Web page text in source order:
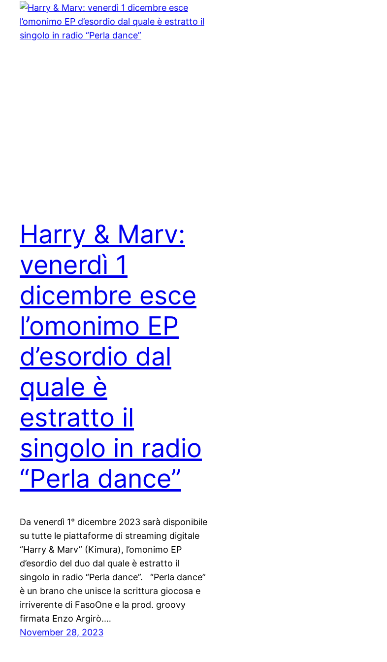
Harry & Marv:
venerdì 1
dicembre esce
l’omonimo EP
d’esordio dal
quale è
estratto il
singolo in radio
“Perla dance”
Da venerdì 1° dicembre 2023 sarà disponibile
su tutte le piattaforme di streaming digitale
“Harry & Marv” (Kimura), l’omonimo EP
d’esordio del duo dal quale è estratto il
singolo in radio “Perla dance”. “Perla dance”
è un brano che unisce la scrittura giocosa e
irriverente di FasoOne e la prod. groovy
firmata Enzo Argirò.…
November 28, 2023